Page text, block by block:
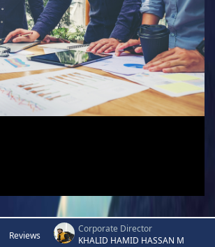
Reviews
Corporate Director
KHALID HAMID HASSAN M